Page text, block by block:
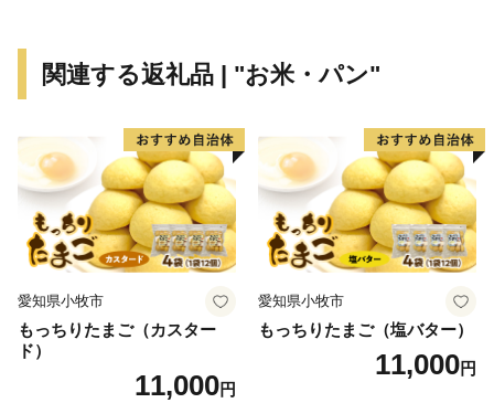
らに同年７月には本州日本海側初となるアウトレットモ
れる地方都市として飛躍しています。
関連する返礼品 | "お米・パン"
愛知県小牧市
もっちりたまご（カスター
ド）
11,000円
愛知県小牧市
もっちりたまご（塩バター）
11,000円